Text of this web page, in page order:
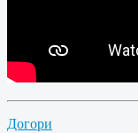
Догори